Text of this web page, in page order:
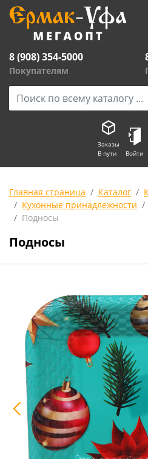
8 (908) 354-5000
Покупателям
Заказы
В пути
Войти
Главная страница Каталог
Кухонные принадлежности
Подносы
Подносы